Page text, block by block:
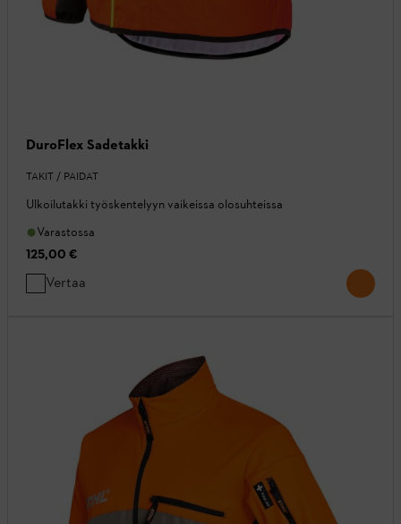
DuroFlex Sadetakki
TAKIT / PAIDAT
Ulkoilutakki työskentelyyn vaikeissa olosuhteissa
Varastossa
125,00 €
Vertaa